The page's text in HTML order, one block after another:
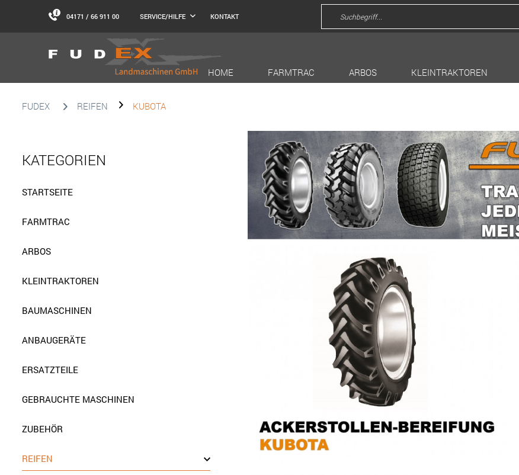
04171 / 66 911 00 SERVICE/HILFE
KONTAKT
HOME FARMTRAC ARBOS KLEINTRAKTOREN
FUDEX REIFEN KUBOTA
KATEGORIEN
STARTSEITE
FARMTRAC
ARBOS
KLEINTRAKTOREN
BAUMASCHINEN
ANBAUGERÄTE
ERSATZTEILE
GEBRAUCHTE MASCHINEN
ZUBEHÖR
REIFEN